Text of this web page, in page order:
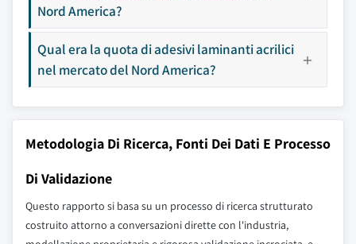
Nord America?
Qual era la quota di adesivi laminanti acrilici
nel mercato del Nord America?
Metodologia Di Ricerca, Fonti Dei Dati E Processo
Di Validazione
Questo rapporto si basa su un processo di ricerca strutturato
costruito attorno a conversazioni dirette con l'industria,